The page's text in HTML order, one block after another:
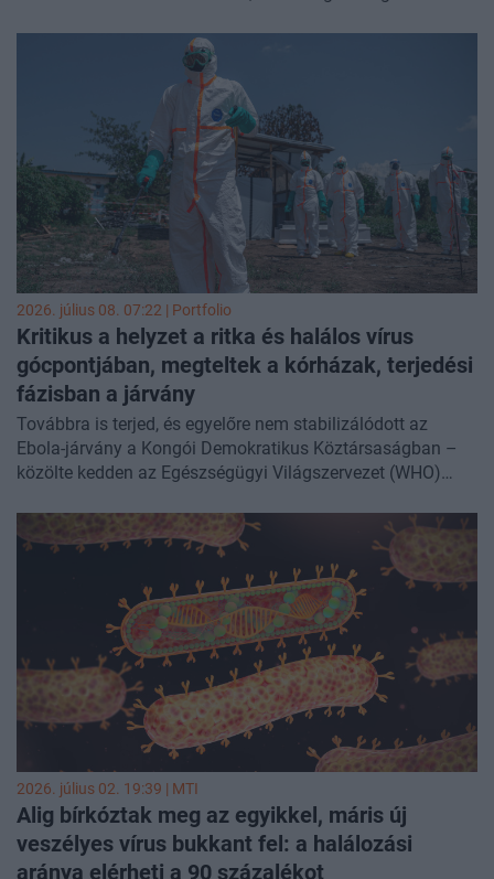
- közölte a rákról szóló idei globális jelentésében szerdán
az Egészségügyi Világszervezet (WHO).
2026. július 08. 07:22 | Portfolio
Kritikus a helyzet a ritka és halálos vírus
gócpontjában, megteltek a kórházak, terjedési
fázisban a járvány
Továbbra is terjed, és egyelőre nem stabilizálódott az
Ebola-járvány a Kongói Demokratikus Köztársaságban –
közölte kedden az Egészségügyi Világszervezet (WHO)
lakosság nagyfokú mobilitása táplálja, miközben a vírus
ritka, Bundibugyo-törzse ellen jelenleg nincs bizonyítottan
hatásos kezelés vagy gyógymód.
2026. július 02. 19:39 | MTI
Alig bírkóztak meg az egyikkel, máris új
veszélyes vírus bukkant fel: a halálozási
aránya elérheti a 90 százalékot